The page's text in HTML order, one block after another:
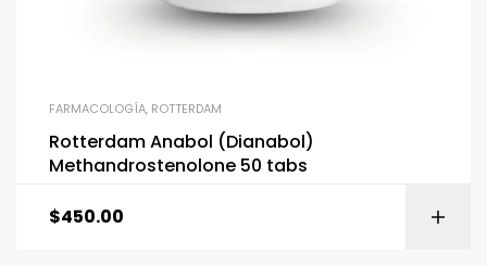
FARMACOLOGÍA, ROTTERDAM
Rotterdam Anabol (Dianabol)
Methandrostenolone 50 tabs
$450.00